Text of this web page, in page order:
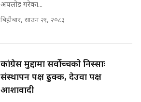
पटकपटक भावुक बने गृहमन्त्री सुदन
SIDHAKURA ||
मन्त्री राजकुमारलाई घुस दिने विचौलीया
अपलोड गरेका...
बिहीबार, साउन २१, २०८३
कांग्रेस मुद्दामा सर्वोच्चको निस्साः
संस्थापन पक्ष ढुक्क, देउवा पक्ष
आशावादी